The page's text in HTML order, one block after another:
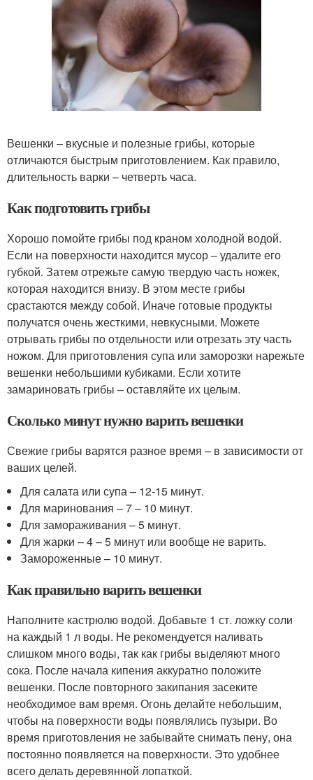
Вешенки – вкусные и полезные грибы, которые
отличаются быстрым приготовлением. Как правило,
длительность варки – четверть часа.
Как подготовить грибы
Хорошо помойте грибы под краном холодной водой.
Если на поверхности находится мусор – удалите его
губкой. Затем отрежьте самую твердую часть ножек,
которая находится внизу. В этом месте грибы
срастаются между собой. Иначе готовые продукты
получатся очень жесткими, невкусными. Можете
отрывать грибы по отдельности или отрезать эту часть
ножом. Для приготовления супа или заморозки нарежьте
вешенки небольшими кубиками. Если хотите
замариновать грибы – оставляйте их целым.
Сколько минут нужно варить вешенки
Свежие грибы варятся разное время – в зависимости от
ваших целей.
Для салата или супа – 12-15 минут.
Для маринования – 7 – 10 минут.
Для замораживания – 5 минут.
Для жарки – 4 – 5 минут или вообще не варить.
Замороженные – 10 минут.
Как правильно варить вешенки
Наполните кастрюлю водой. Добавьте 1 ст. ложку соли
на каждый 1 л воды. Не рекомендуется наливать
слишком много воды, так как грибы выделяют много
сока. После начала кипения аккуратно положите
вешенки. После повторного закипания засеките
необходимое вам время. Огонь делайте небольшим,
чтобы на поверхности воды появлялись пузыри. Во
время приготовления не забывайте снимать пену, она
постоянно появляется на поверхности. Это удобнее
всего делать деревянной лопаткой.